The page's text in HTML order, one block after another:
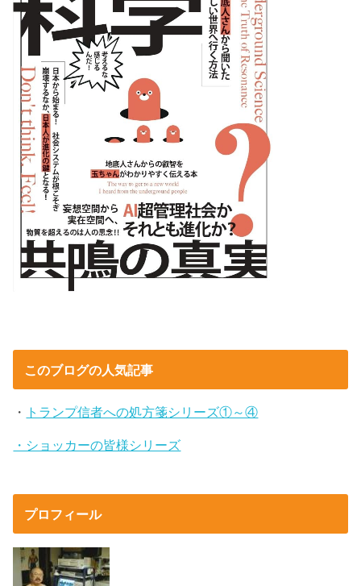
このブログの人気記事
・ トランプ信者への処方箋シリーズ①～④
・ショッカーの皆様シリーズ
プロフィール